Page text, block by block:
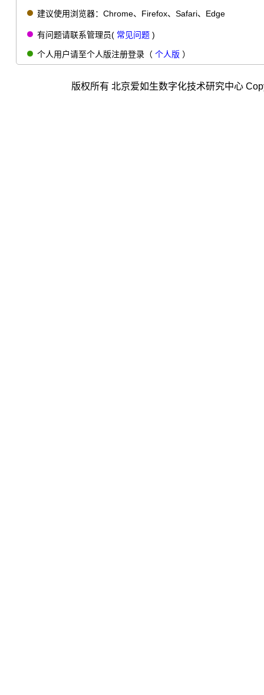
建议使用浏览器：Chrome、Firefox、Safari、Edge
有问题请联系管理员( 常见问题 )
个人用户请至个人版注册登录（ 个人版 ）
版权所有 北京爱如生数字化技术研究中心